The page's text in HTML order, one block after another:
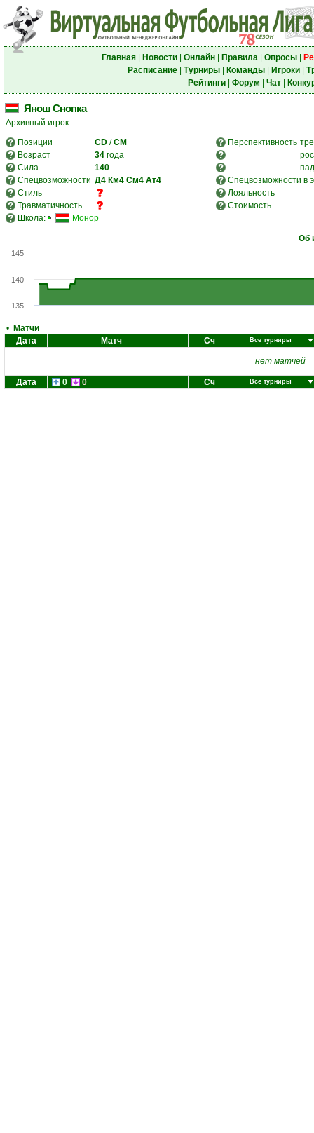
Главная| Новости| Онлайн| Правила| Опросы|
Расписание| Турниры| Команды| Игроки|
Рейтинги| Форум Чат|
Янош Снопка
Архивный игрок
Позиции
CD /CM Перспективность
Возраст
34 года
Сила
140
Спецвозможности Д4 Км4 См4 Ат4
Спецвозможности в
Стиль
Лояльность
Травматичность
Стоимость
Школа:
Монор
Об
135
140
145
• Матчи
Дата
Матч Сч Все турниры
нет матчей
Дата 0 0 Сч Все турниры